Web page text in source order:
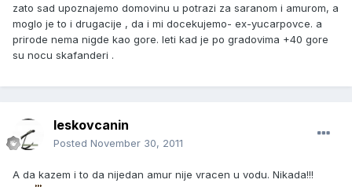
zato sad upoznajemo domovinu u potrazi za saranom i amurom, a
moglo je to i drugacije , da i mi docekujemo- ex-yucarpovce. a
prirode nema nigde kao gore. leti kad je po gradovima +40 gore
su nocu skafanderi .
leskovcanin
Posted November 30, 2011
A da kazem i to da nijedan amur nije vracen u vodu. Nikada!!!